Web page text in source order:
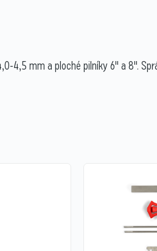
mm a ploché pilníky 6" a 8".